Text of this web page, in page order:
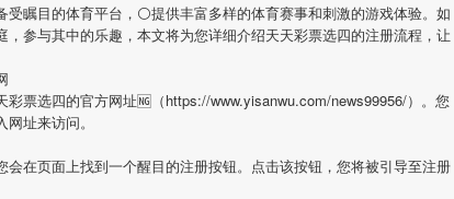
受瞩目的体育平台，⚪提供丰富多样的体育赛事和刺激的游戏体验。如
，参与其中的乐趣，本文将为您详细介绍天天彩票选四的注册流程，让
彩票选四的官方网址🆖（https://www.yisanwu.com/news99956/）。您
址来访问。
会在页面上找到一个醒目的注册按钮。点击该按钮，您将被引导至注册